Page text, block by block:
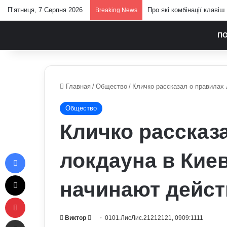
П’ятниця, 7 Серпня 2026 Breaking News Про які комбінації
Главная / Общество / Кличко рассказал о
Общество
Кличко
локдауна в
начинают
Виктор
Send0101.ЛисЛис.21212121, 0909:1111